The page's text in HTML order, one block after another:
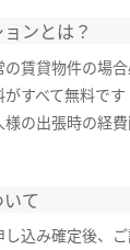
ンとは？
の賃貸物件の場
すべて無料です
様の出張時の経
て
し込み確定後、